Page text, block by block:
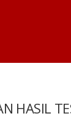
HASIL